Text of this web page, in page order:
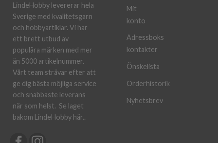
LindeHobby levererar hela
Sverige med kvalitetsgarn
och hobbyartiklar. Vi har
ett brett utbud av
populära märken med mer
än 5000 artikelnummer.
Vårt team strävar efter att
ge dig bästa möjliga service
och snabbaste leverans
när som helst. Se laget
bakom LindeHobby här..
Mit
konto
Adressboks
kontakter
Önskelista
Orderhistorik
Nyhetsbrev